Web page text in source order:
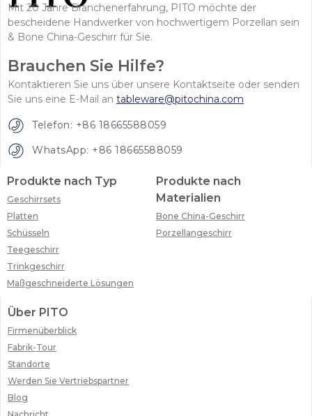
Mit 20 Jahre Branchenerfahrung, PITO möchte der
bescheidene Handwerker von hochwertigem Porzellan sein
& Bone China-Geschirr für Sie.
Brauchen Sie Hilfe?
Kontaktieren Sie uns über unsere Kontaktseite oder senden
Sie uns eine E-Mail an tableware@pitochina.com
Telefon: +86 18665588059
WhatsApp: +86 18665588059
Produkte nach Typ
Geschirrsets
Platten
Schüsseln
Teegeschirr
Trinkgeschirr
Maßgeschneiderte Lösungen
Produkte nach
Materialien
Bone China-Geschirr
Porzellangeschirr
Über PITO
Firmenüberblick
Fabrik-Tour
Standorte
Werden Sie Vertriebspartner
Blog